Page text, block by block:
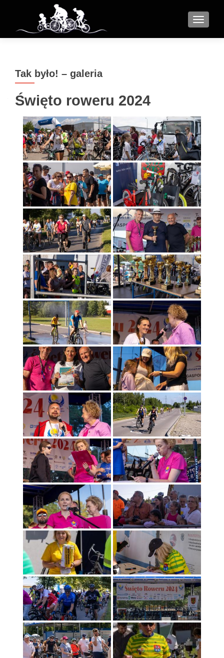
MENU
Tak było! – galeria
Święto roweru 2024